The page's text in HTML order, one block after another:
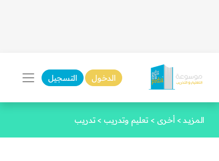
الدخول التسجيل
المزيـد > أخرى > تعليم وتدريب > تدريب